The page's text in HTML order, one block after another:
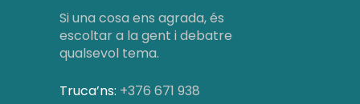
Si una cosa ens agrada, és
escoltar a la gent i debatre
qualsevol tema.
Truca’ns: +376 671 938